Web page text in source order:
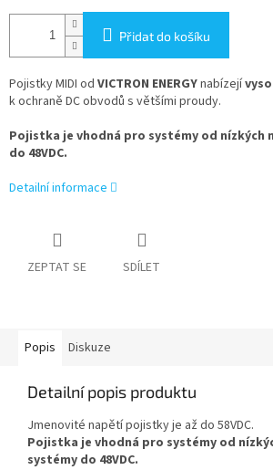
Přidat do košíku
Pojistky MIDI od VICTRON ENERGYnabízejí
k ochraně DC obvodů s většími proudy.
Pojistka je vhodná pro systémy od nízkých
do 48VDC.
Detailní informace
ZEPTAT SE SDÍLET
Popis Diskuze
Detailní popis produktu
Jmenovité napětí pojistky je až do 58VDC.
Pojistka je vhodná pro systémy od
systémy do 48VDC.